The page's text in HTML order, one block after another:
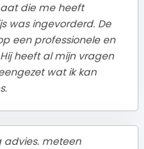
die me heeft
was ingevorderd. De
een professionele en
heeft al mijn vragen
wat ik kan
advies. meteen